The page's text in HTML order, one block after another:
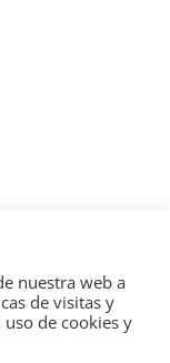
nuestra web a
de visitas y
uso de cookies y